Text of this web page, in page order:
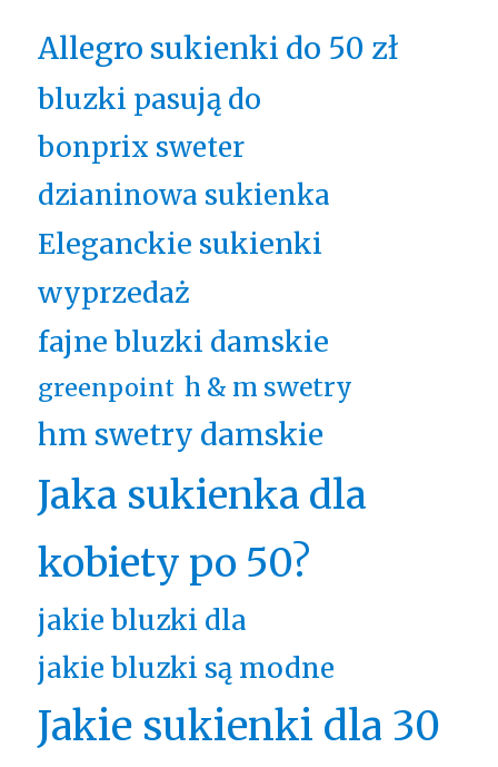
Allegro sukienki do 50 zł
bluzki pasują do
bonprix sweter
dzianinowa sukienka
Eleganckie sukienki
wyprzedaż
fajne bluzki damskie
greenpoint h & m swetry
hm swetry damskie
Jaka sukienka dla
kobiety po 50?
jakie bluzki dla
jakie bluzki są modne
Jakie sukienki dla 30